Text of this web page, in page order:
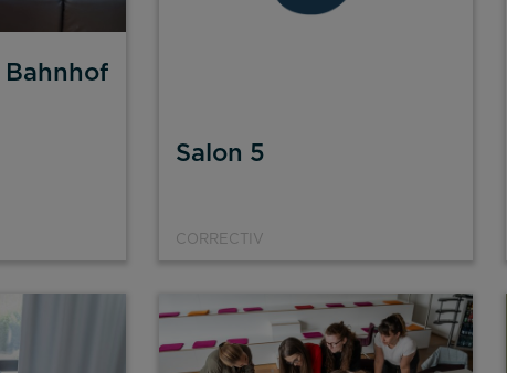
Bahnhof
Salon 5
CORRECTIV